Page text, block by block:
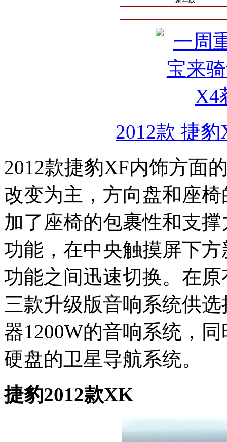
2012款 捷
2012款捷豹XF内饰方面
改变为主，方向盘和座
加了座椅的包裹性和支
功能，在中央触摸屏下
功能之间迅速切换。在
三款升级版音响系统供
器1200W的音响系统，
硬盘的卫星导航系统。
捷豹2012款XK